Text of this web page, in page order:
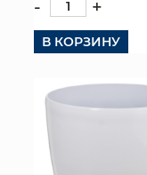
- +
В КОРЗИНУ